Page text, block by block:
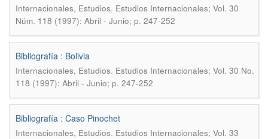
Internacionales, Estudios. Estudios Internacionales; Vol. 30
Núm. 118 (1997): Abril - Junio; p. 247-252
Bibliografía : Bolivia
Internacionales, Estudios. Estudios Internacionales; Vol. 30 No.
118 (1997): Abril - Junio; p. 247-252
Bibliografía : Caso Pinochet
Internacionales, Estudios. Estudios Internacionales; Vol. 33